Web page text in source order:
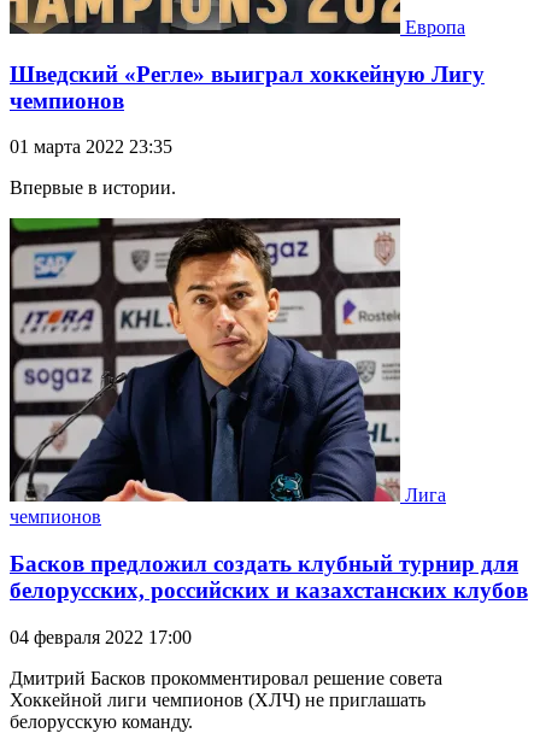
Европа
Шведский «Регле» выиграл хоккейную Лигу
чемпионов
01 марта 2022 23:35
Впервые в истории.
Лига
чемпионов
Басков предложил создать клубный турнир для
белорусских, российских и казахстанских клубов
04 февраля 2022 17:00
Дмитрий Басков прокомментировал решение совета
Хоккейной лиги чемпионов (ХЛЧ) не приглашать
белорусскую команду.